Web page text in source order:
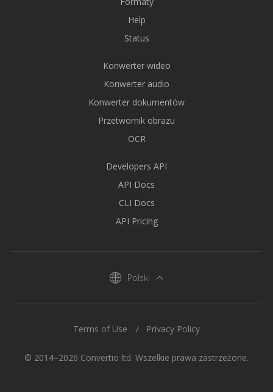
Help
Status
Konwerter wideo
Konwerter audio
Konwerter dokumentów
Przetwornik obrazu
OCR
Developers API
API Docs
CLI Docs
API Pricing
Polski
© 2014–2026 Convertio ltd. Wszelkie prawa zastrzeżone.
Terms of Use Privacy Policy